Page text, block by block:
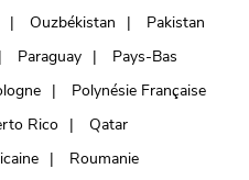
Ouzbékistan
Pakistan
Paraguay
Pays-Bas
Polynésie Française
Rico
Qatar
Roumanie